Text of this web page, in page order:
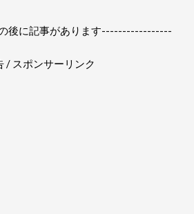
後に記事があります-----------------
/ スポンサーリンク